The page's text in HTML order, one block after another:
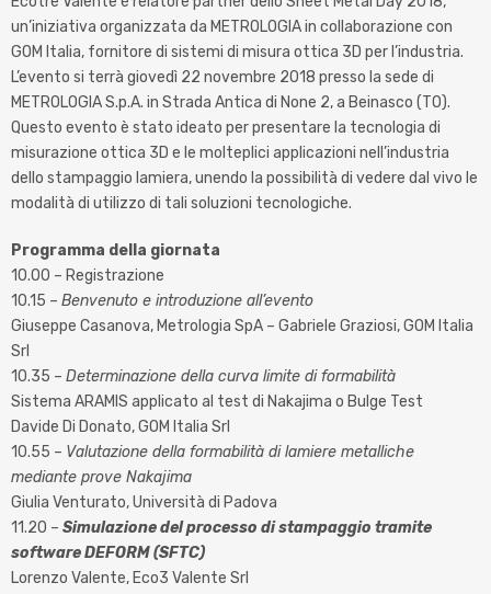
un’iniziativa organizzata da METROLOGIA in collaborazione con
GOM Italia, fornitore di sistemi di misura ottica 3D per l’industria.
L’evento si terrà giovedì 22 novembre 2018 presso la sede di
METROLOGIA S.p.A. in Strada Antica di None 2, a Beinasco (TO).
Questo evento è stato ideato per presentare la tecnologia di
misurazione ottica 3D e le molteplici applicazioni nell’industria
dello stampaggio lamiera, unendo la possibilità di vedere dal vivo le
modalità di utilizzo di tali soluzioni tecnologiche.
Programma della giornata
10.00 – Registrazione
10.15 – Benvenuto e introduzione all’evento
Giuseppe Casanova, Metrologia SpA – Gabriele Graziosi, GOM Italia
Srl
10.35 – Determinazione della curva limite di formabilità
Sistema ARAMIS applicato al test di Nakajima o Bulge Test
Davide Di Donato, GOM Italia Srl
10.55 – Valutazione della formabilità di lamiere metalliche
mediante prove Nakajima
Giulia Venturato, Università di Padova
11.20 – Simulazione del processo di stampaggio tramite
software DEFORM (SFTC)
Lorenzo Valente, Eco3 Valente Srl